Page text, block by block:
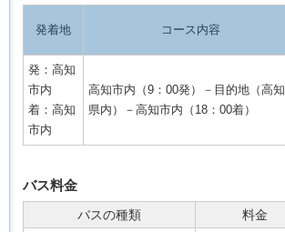
発着地 コース内容
発：高知
市内
着：高知
市内
高知市内（9：00発）－目的地（高知
県内）－高知市内（18：00着）
バス料金
バスの種類 料金